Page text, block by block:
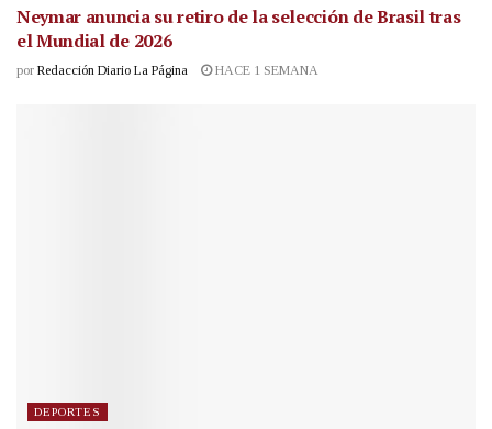
Neymar anuncia su retiro de la selección de Brasil tras
el Mundial de 2026
por Redacción Diario La Página HACE 1 SEMANA
DEPORTES